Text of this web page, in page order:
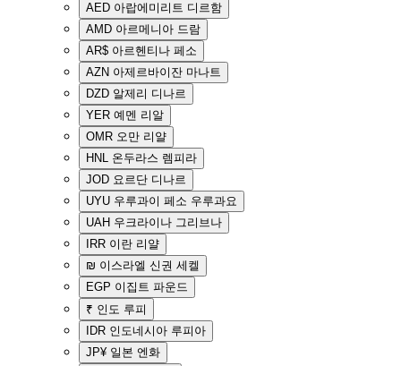
AED 아랍에미리트 디르함
AMD 아르메니아 드람
AR$ 아르헨티나 페소
AZN 아제르바이잔 마나트
DZD 알제리 디나르
YER 예멘 리알
OMR 오만 리얄
HNL 온두라스 렘피라
JOD 요르단 디나르
UYU 우루과이 페소 우루과요
UAH 우크라이나 그리브나
IRR 이란 리얄
₪ 이스라엘 신권 세켈
EGP 이집트 파운드
₹ 인도 루피
IDR 인도네시아 루피아
JP¥ 일본 엔화